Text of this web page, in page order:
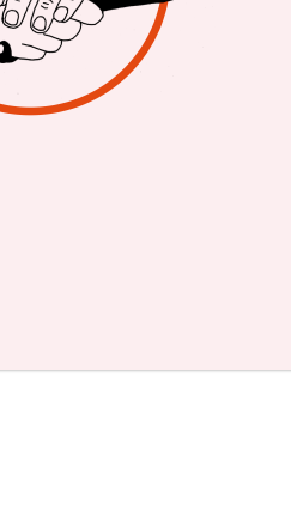
Insbesondere richtet sich
Es gibt eine
internationalen
Seite „klicksafe.de
“ auf
Jahr stehen dabei unter
extreme Gewaltvideos,